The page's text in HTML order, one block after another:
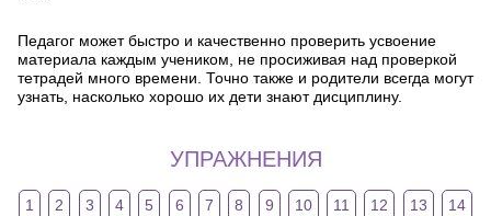
Педагог может быстро и качественно проверить усвоение
материала каждым учеником, не просиживая над проверкой
тетрадей много времени. Точно также и родители всегда могут
узнать, насколько хорошо их дети знают дисциплину.
УПРАЖНЕНИЯ
1 2 3 4 5 6 7 8 9 10 11 12 13
14